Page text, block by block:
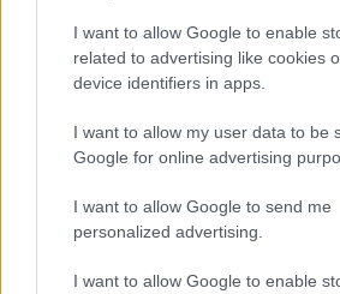
I want to allow Google to enable
related to advertising like cookies
device identifiers in apps.
I want to allow my user data to be
Google for online advertising
I want to allow Google to send me
personalized advertising.
I want to allow Google to enable